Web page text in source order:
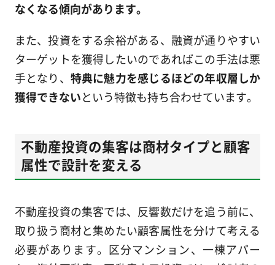
なくなる傾向があります。
また、投資をする余裕がある、融資が通りやすい
ターゲットを獲得したいのであればこの手法は悪
手となり、 特典に魅力を感じるほどの年収層しか
獲得できないという特徴も持ち合わせています。
不動産投資の集客は商材タイプと顧客
属性で設計を変える
不動産投資の集客では、反響数だけを追う前に、
取り扱う商材と集めたい顧客属性を分けて考える
必要があります。区分マンション、一棟アパー